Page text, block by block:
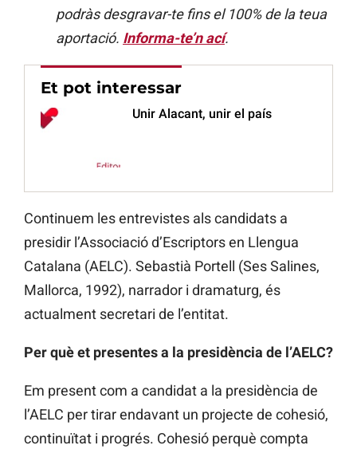
podràs desgravar-te fins el 100% de la teua
aportació. Informa-te’n ací.
Et pot interessar
Unir Alacant, unir el país
Continuem les entrevistes als candidats a
presidir l’Associació d’Escriptors en Llengua
Catalana (AELC). Sebastià Portell (Ses Salines,
Mallorca, 1992), narrador i dramaturg, és
actualment secretari de l’entitat.
Per què et presentes a la presidència de l’AELC?
Em present com a candidat a la presidència de
l’AELC per tirar endavant un projecte de cohesió,
continuïtat i progrés. Cohesió perquè compta